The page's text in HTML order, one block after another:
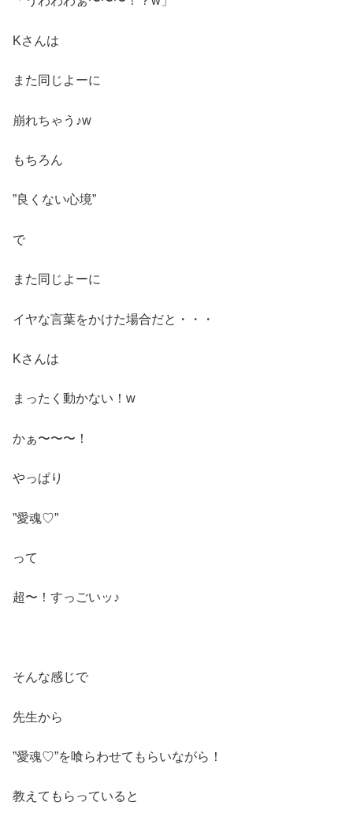
Kさんは
また同じよーに
崩れちゃう♪w
もちろん
”良くない心境”
で
また同じよーに
イヤな言葉をかけた場合だと・・・
Kさんは
まったく動かない！w
かぁ〜〜〜！
やっぱり
”愛魂♡”
って
超〜！すっごいッ♪
そんな感じで
先生から
”愛魂♡”を喰らわせてもらいながら！
教えてもらっていると